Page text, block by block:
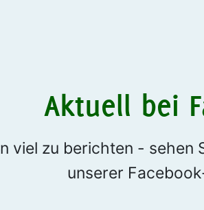
Aktuell bei
viel zu berichten - sehen
unserer